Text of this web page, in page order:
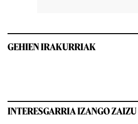
GEHIEN IRAKURRIAK
INTERESGARRIA IZANGO ZAIZU